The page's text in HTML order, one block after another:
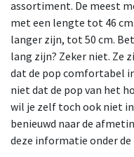
assortiment. De meest
met een lengte tot 46
langer zijn, tot 50 cm.
lang zijn? Zeker niet. Ze
dat de pop comfortabel
niet dat de pop van het
wil je zelf toch ook niet in
benieuwd naar de
deze informatie onder